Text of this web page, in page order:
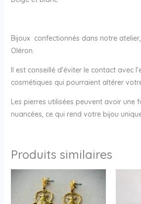
Bijoux confectionnés dans notre
Oléron.
Il est conseillé d’éviter le contact avec
cosmétiques qui pourraient altérer
Les pierres utilisées peuvent avoir une
nuancées, ce qui rend votre bijou
Produits similaires